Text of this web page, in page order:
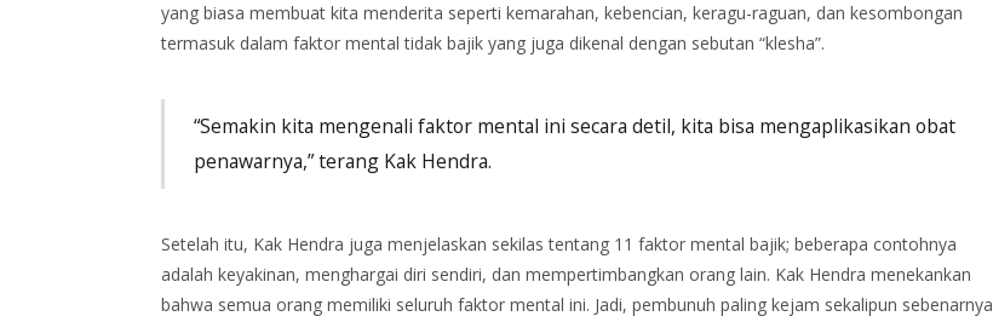
yang biasa membuat kita menderita seperti kemarahan, kebencian, keragu-raguan, dan kesombongan
termasuk dalam faktor mental tidak bajik yang juga dikenal dengan sebutan “klesha”.
“Semakin kita mengenali faktor mental ini secara detil, kita bisa mengaplikasikan obat
penawarnya,” terang Kak Hendra.
Setelah itu, Kak Hendra juga menjelaskan sekilas tentang 11 faktor mental bajik; beberapa contohnya
adalah keyakinan, menghargai diri sendiri, dan mempertimbangkan orang lain. Kak Hendra menekankan
bahwa semua orang memiliki seluruh faktor mental ini. Jadi, pembunuh paling kejam sekalipun sebenarnya